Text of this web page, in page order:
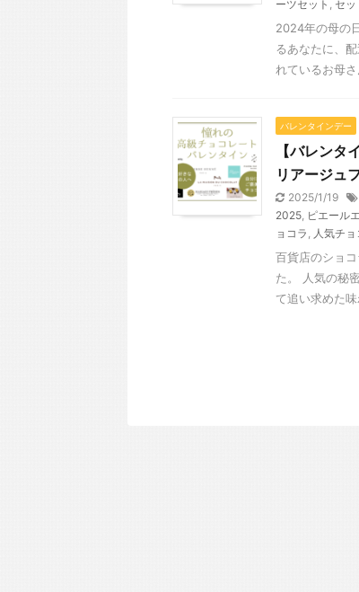
ーツセット , セッ
2024年の母の
るあなたに、
れているお母
バレンタインデー
【バレン
リアージュ
2025/1/19
2025, ピエール
ョコラ , 人気チョ
百貨店のショ
た。 人気の秘
て追い求めた